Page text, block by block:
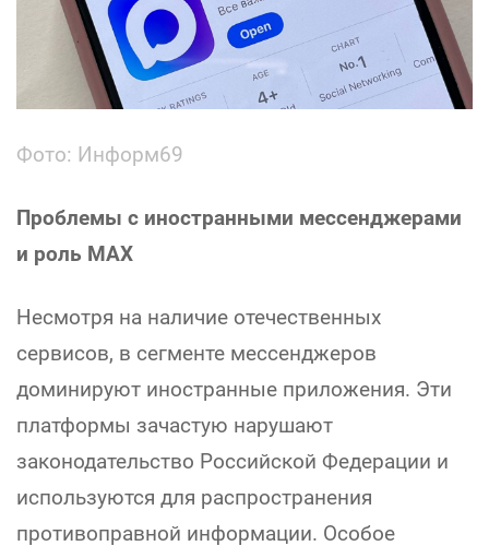
Фото: Информ69
Проблемы с иностранными мессенджерами
и роль МАХ
Несмотря на наличие отечественных
сервисов, в сегменте мессенджеров
доминируют иностранные приложения. Эти
платформы зачастую нарушают
законодательство Российской Федерации и
используются для распространения
противоправной информации. Особое